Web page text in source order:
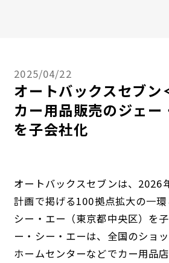
2025/04/22
オートバックスセブン
カー用品販売のジェー
を子会社化
オートバックスセブンは、2026
計画で掲げる100拠点拡大の一環
シー・エー（東京都中央区）を
ー・シー・エーは、全国のショ
ホームセンターなどでカー用品